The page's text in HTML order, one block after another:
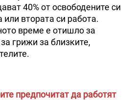
40% от освободените си
или втората си работа.
време е отишло за
грижи за близките,
предпочитат да работят